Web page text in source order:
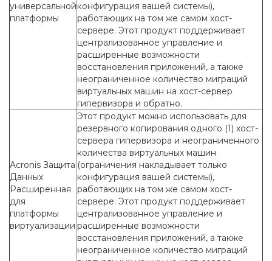
универсальной
платформы
конфигурация вашей системы),
работающих на том же самом хост-
сервере. Этот продукт поддерживает
централизованное управление и
расширенные возможности
восстановления приложений, а также
неограниченное количество миграций
виртуальных машин на хост-сервер
гипервизора и обратно.
Acronis Защита
Данных
Расширенная
для
платформы
виртуализации
Этот продукт можно использовать для
резервного копирования одного (1) хост-
сервера гипервизора и неограниченного
количества виртуальных машин
(ограничения накладывает только
конфигурация вашей системы),
работающих на том же самом хост-
сервере. Этот продукт поддерживает
централизованное управление и
расширенные возможности
восстановления приложений, а также
неограниченное количество миграций